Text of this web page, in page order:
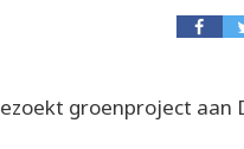
groenproject aan